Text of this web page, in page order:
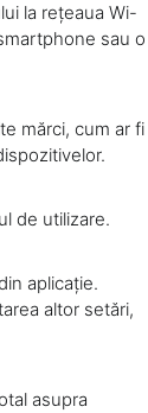
la rețeaua Wi-
sau o
mărci, cum ar fi
de utilizare.
aplicație.
altor setări,
asupra